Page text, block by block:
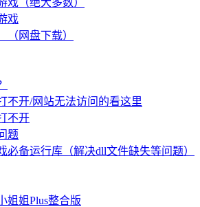
戏（绝大多数）
戏
（网盘下载）
不开/网站无法访问的看这里
不开
题
必备运行库（解决dll文件缺失等问题）
姐姐Plus整合版